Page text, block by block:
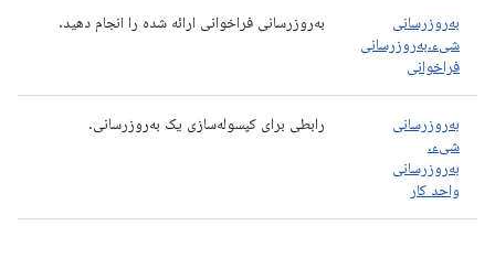
به‌روزرسانی
شیء.به‌روزرسانی
فراخوانی
به‌روزرسانی فراخوانی ارائه شده را انجام دهید.
به‌روزرسانی
شیء.
به‌روزرسانی
واحد کار
رابطی برای کپسوله‌سازی یک به‌روزرسانی.